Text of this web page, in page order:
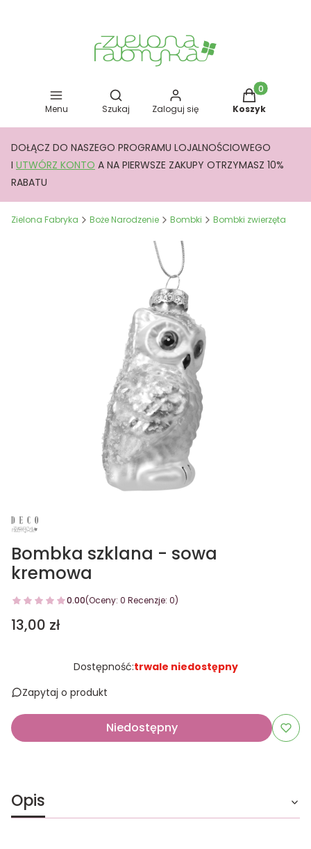
Menu
Otwórz wyszukiwarkę
Szukaj Zaloguj się
Produkty w
Koszyk
DOŁĄCZ DO NASZEGO PROGRAMU LOJALNOŚCIOWEGO
I UTWÓRZ KONTO A NA PIERWSZE ZAKUPY OTRZYMASZ 10%
RABATU
Zielona Fabryka Boże Narodzenie Bombki Bombki zwierzęta
Bombka szklana - sowa
kremowa
0.00(Oceny: 0 Recenzje: 0)
Cena
13,00 zł
Dostępność:trwale niedostępny
Zapytaj o produkt
Niedostępny
Opis